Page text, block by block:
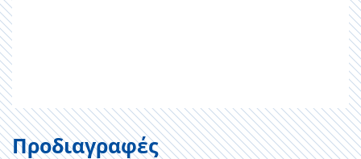
Προδιαγραφές